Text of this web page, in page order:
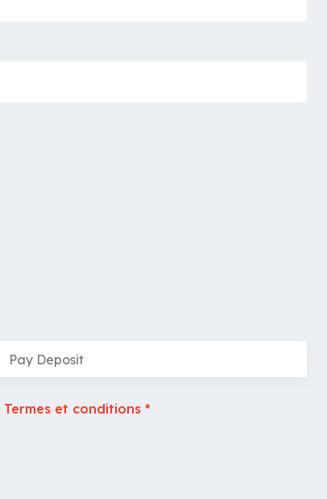
Pay Deposit
Termes et conditions *